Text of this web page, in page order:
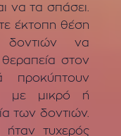
να τα σπάσει.
έκτοπη θέση
να
στον
προκύπτουν
με μικρό ή
των δοντιών.
ήταν τυχερός